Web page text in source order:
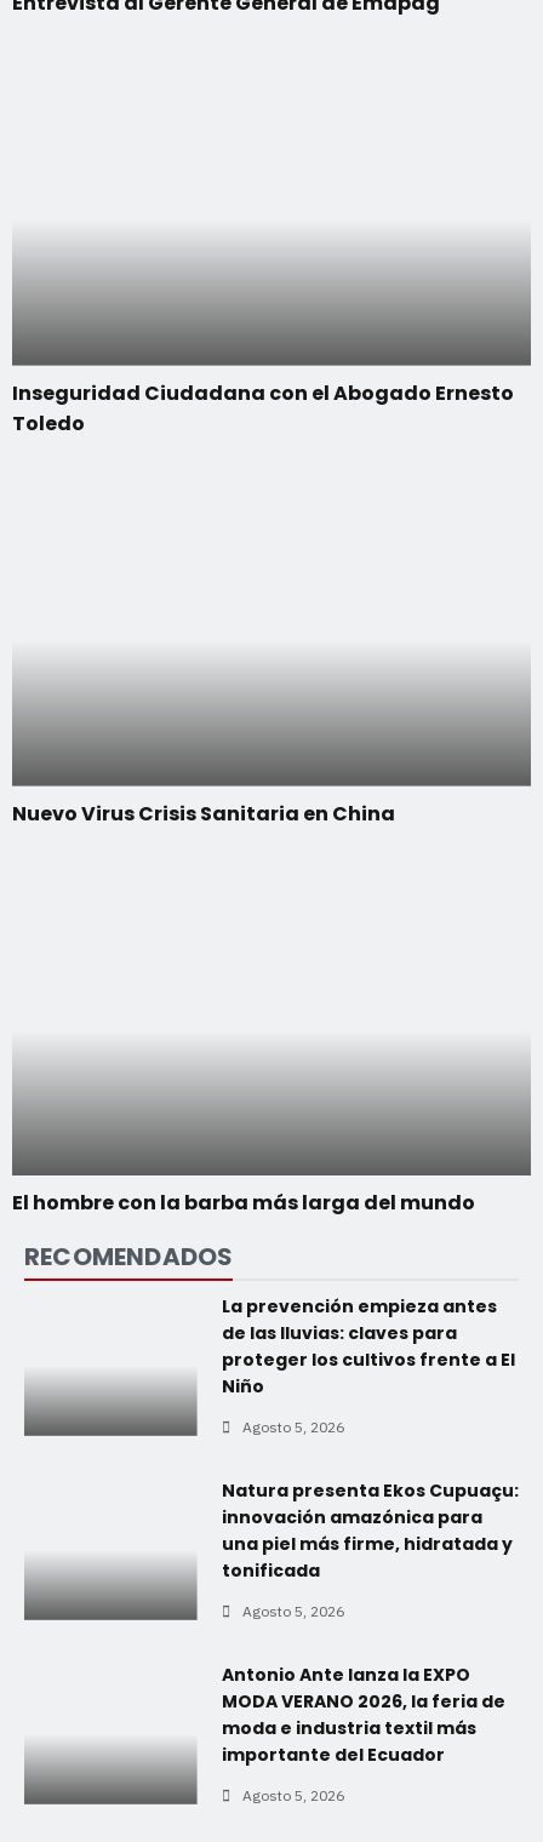
Inseguridad Ciudadana con el Abogado Ernesto
Toledo
Nuevo Virus Crisis Sanitaria en China
El hombre con la barba más larga del mundo
RECOMENDADOS
La prevención empieza antes
de las lluvias: claves para
proteger los cultivos frente a El
Niño
Agosto 5, 2026
Natura presenta Ekos Cupuaçu:
innovación amazónica para
una piel más firme, hidratada y
tonificada
Agosto 5, 2026
Antonio Ante lanza la EXPO
MODA VERANO 2026, la feria de
moda e industria textil más
importante del Ecuador
Agosto 5, 2026